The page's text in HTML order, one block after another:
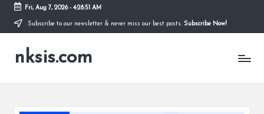
Skip
content
Fri, Aug 7, 2026- 4:28:52 AM
Subscribe to our newsletter & never miss our best posts. Subscribe Now!
nksis.com